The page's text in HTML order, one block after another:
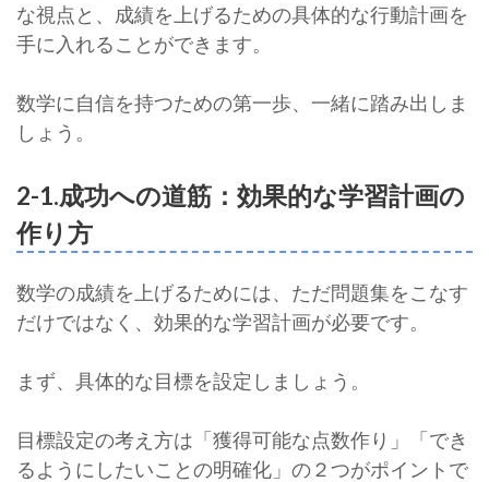
な視点と、成績を上げるための具体的な行動計画を
手に入れることができます。
数学に自信を持つための第一歩、一緒に踏み出しま
しょう。
2-1.成功への道筋：効果的な学習計画の
作り方
数学の成績を上げるためには、ただ問題集をこなす
だけではなく、効果的な学習計画が必要です。
まず、具体的な目標を設定しましょう。
目標設定の考え方は「獲得可能な点数作り」「でき
るようにしたいことの明確化」の２つがポイントで